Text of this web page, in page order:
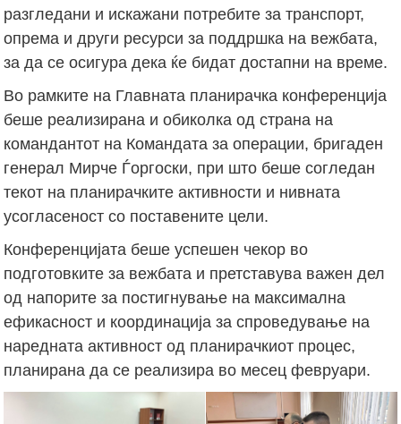
разгледани и искажани потребите за транспорт,
опрема и други ресурси за поддршка на вежбата,
за да се осигура дека ќе бидат достапни на време.
Во рамките на Главната планирачка конференција
беше реализирана и обиколка од страна на
командантот на Командата за операции, бригаден
генерал Мирче Ѓоргоски, при што беше согледан
текот на планирачките активности и нивната
усогласеност со поставените цели.
Конференцијата беше успешен чекор во
подготовките за вежбата и претставува важен дел
од напорите за постигнување на максимална
ефикасност и координација за спроведување на
наредната активност од планирачкиот процес,
планирана да се реализира во месец февруари.